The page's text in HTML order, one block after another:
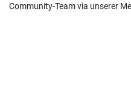
Community-Team via unserer